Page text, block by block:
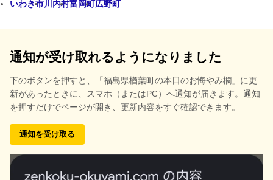
いわき市川内村富岡町広野町
通知が受け取れるようになりました
下のボタンを押すと、
「福島県楢葉町の本日のお悔やみ欄」に更
新があったときに、スマホ（またはPC）へ通知が届きます。通知
を押すだけでページが開き、更新内容をすぐ確認できます。
通知を受け取る